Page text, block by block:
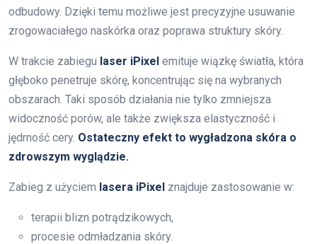
odbudowy. Dzięki temu możliwe jest precyzyjne usuwanie
zrogowaciałego naskórka oraz poprawa struktury skóry.
W trakcie zabiegu laser iPixel emituje wiązkę światła, która
głęboko penetruje skórę, koncentrując się na wybranych
obszarach. Taki sposób działania nie tylko zmniejsza
widoczność porów, ale także zwiększa elastyczność i
jędrność cery. Ostateczny efekt to wygładzona skóra o
zdrowszym wyglądzie.
Zabieg z użyciem lasera iPixel znajduje zastosowanie w:
terapii blizn potrądzikowych,
procesie odmładzania skóry.